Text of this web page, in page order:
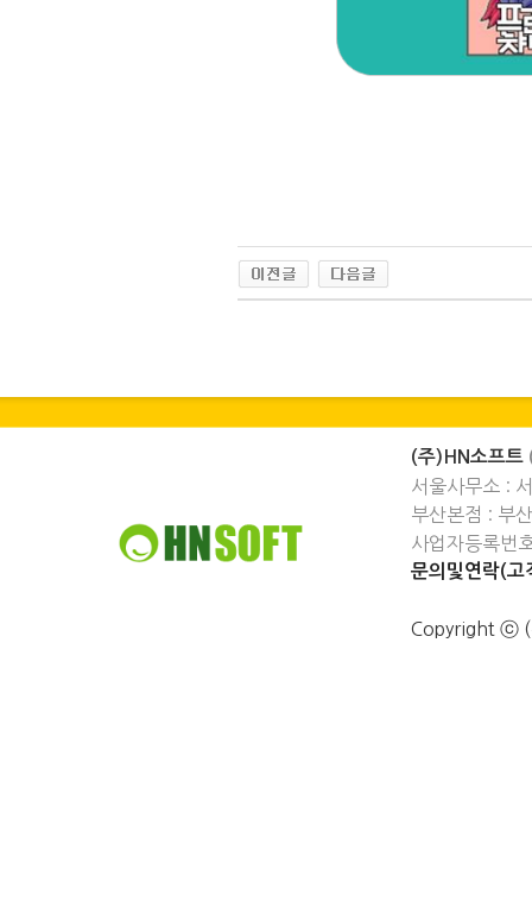
(주)HN소프트
서울사무소 :
부산본점 : 부
사업자등록
문의및연락(
Copyright ⓒ (